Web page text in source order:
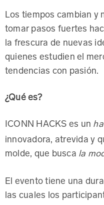
Los tiempos cambian y
tomar pasos fuertes
la frescura de nuevas
quienes estudien el
tendencias con pasión.
¿Qué es?
ICONN HACKS es un
innovadora, atrevida y
molde, que busca la
El evento tiene una
las cuales los